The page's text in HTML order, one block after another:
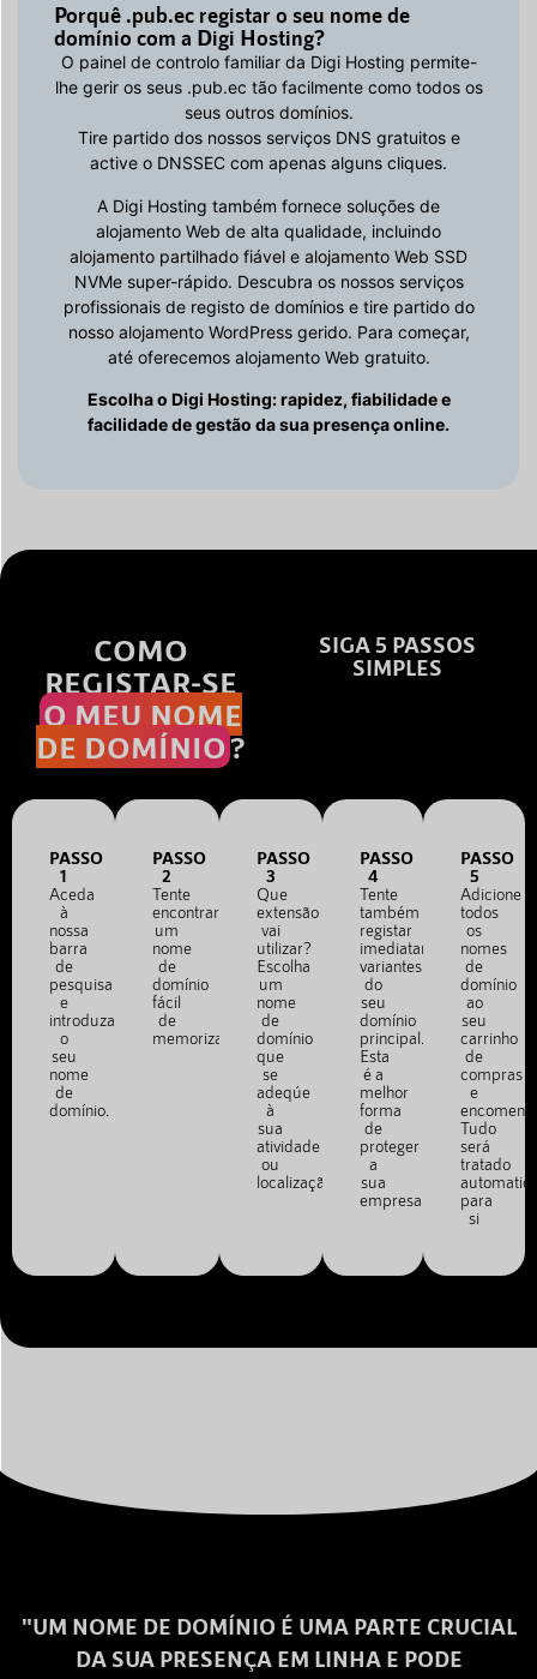
Porquê .pub.ec registar o seu nome de
domínio com a Digi Hosting?
O painel de controlo familiar da Digi Hosting permite-
lhe gerir os seus .pub.ec tão facilmente como todos os
seus outros domínios.
Tire partido dos nossos serviços DNS gratuitos e
active o DNSSEC com apenas alguns cliques.
A Digi Hosting também fornece soluções de
alojamento Web de alta qualidade, incluindo
alojamento partilhado fiável e alojamento Web SSD
NVMe super-rápido. Descubra os nossos serviços
profissionais de registo de domínios e tire partido do
nosso alojamento WordPress gerido. Para começar,
até oferecemos alojamento Web gratuito.
Escolha o Digi Hosting: rapidez, fiabilidade e
facilidade de gestão da sua presença online.
COMO
REGISTAR-SE
O MEU NOME
DE DOMÍNIO?
SIGA 5 PASSOS
SIMPLES
PASSO
1
Aceda
à
nossa
barra
de
pesquisa
e
introduza
o
seu
nome
de
domínio.
PASSO
2
Tente
encontrar
um
nome
de
domínio
fácil
de
memorizar.
PASSO
3
Que
extensão
vai
utilizar?
Escolha
um
nome
de
domínio
que
se
adeqúe
à
sua
atividade
ou
localização.
PASSO
4
Tente
também
registar
imediatamente
variantes
do
seu
domínio
principal.
Esta
é a
melhor
forma
de
proteger
a
sua
empresa.
PASSO
5
Adicione
todos
os
nomes
de
domínio
ao
seu
carrinho
de
compras
e
Tudo
será
tratado
para
si
"UM NOME DE DOMÍNIO É UMA PARTE CRUCIAL
DA SUA PRESENÇA EM LINHA E PODE